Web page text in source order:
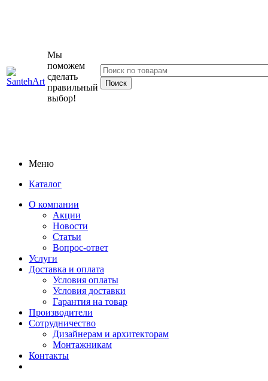
Мы
поможем
сделать
правильный
выбор!
Меню
Каталог
О компании
Акции
Новости
Статьи
Вопрос-ответ
Услуги
Доставка и оплата
Условия оплаты
Условия доставки
Гарантия на товар
Производители
Сотрудничество
Дизайнерам и архитекторам
Монтажникам
Контакты